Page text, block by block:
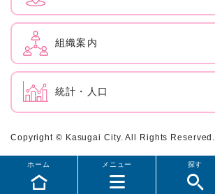
メニュー
ホーム 探す
組織案内
統計・人口
Copyright © Kasugai City. All Rights Reserved.